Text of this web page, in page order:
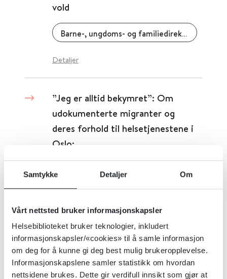
Samtykke Detaljer Om
Vårt nettsted bruker informasjonskapsler
Helsebiblioteket bruker teknologier, inkludert
informasjonskapsler/«cookies» til å samle informasjon
om deg for å kunne gi deg best mulig brukeropplevelse.
Informasjonskapslene samler statistikk om hvordan
nettsidene brukes. Dette gir verdifull innsikt som gjør at
vold
Barne-, ungdoms- og familiedirektoratet (Bufdir)
Detaljer
”Jeg er alltid bekymret”: Om
udokumenterte migranter og
deres forhold til helsetjenestene i
Oslo:
Folkehelseinstituttet (FHI)
"Ingen kan hjelpe meg"
Statens undersøkelseskommisjon for helse- og omsorgstjenesten (UKOM)